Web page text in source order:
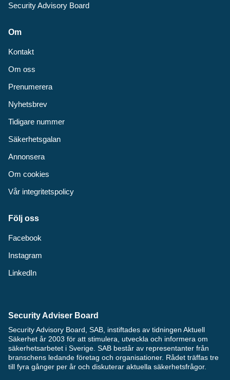
Security Advisory Board
Om
Kontakt
Om oss
Prenumerera
Nyhetsbrev
Tidigare nummer
Säkerhetsgalan
Annonsera
Om cookies
Vår integritetspolicy
Följ oss
Facebook
Instagram
LinkedIn
Security Adviser Board
Security Advisory Board, SAB, instiftades av tidningen Aktuell
Säkerhet år 2003 för att stimulera, utveckla och informera om
säkerhetsarbetet i Sverige. SAB består av representanter från
branschens ledande företag och organisationer. Rådet träffas tre
till fyra gånger per år och diskuterar aktuella säkerhetsfrågor.